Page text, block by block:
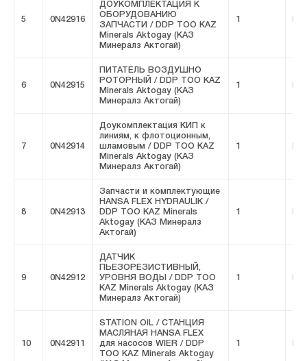
5 0N42916
ДОУКОМПЛЕКТАЦИЯ К
ОБОРУДОВАНИЮ
ЗАПЧАСТИ / DDP ТОО KAZ
Minerals Aktogay (КАЗ
Минералз Актогай)
1
6 0N42915
ПИТАТЕЛЬ ВОЗДУШНО
РОТОРНЫЙ / DDP ТОО KAZ
Minerals Aktogay (КАЗ
Минералз Актогай)
1
7 0N42914
Доукомплектация КИП к
линиям, к флотоционным,
шламовым / DDP ТОО KAZ
Minerals Aktogay (КАЗ
Минералз Актогай)
1
8 0N42913
Запчасти и комплектующие
HANSA FLEX HYDRAULIK /
DDP ТОО KAZ Minerals
Aktogay (КАЗ Минералз
Актогай)
1
9 0N42912
ДАТЧИК
ПЬЕЗОРЕЗИСТИВНЫЙ,
УРОВНЯ ВОДЫ / DDP ТОО
KAZ Minerals Aktogay (КАЗ
Минералз Актогай)
1
10 0N42911
STATION OIL / СТАНЦИЯ
МАСЛЯНАЯ HANSA FLEX
для насосов WIER / DDP
ТОО KAZ Minerals Aktogay
1